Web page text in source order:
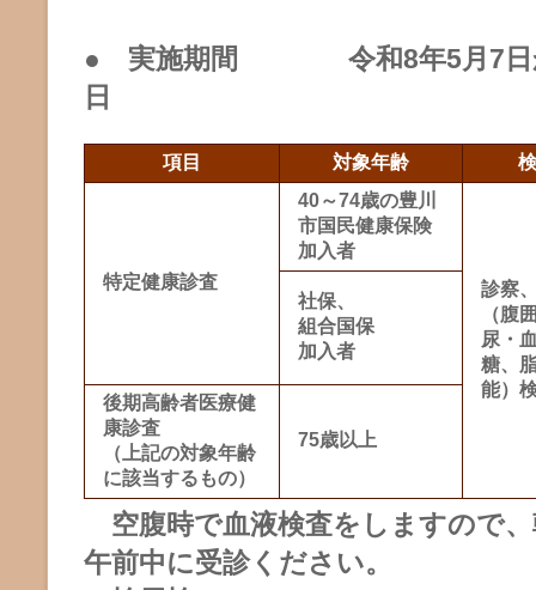
● 実施期間 令和8年5月7日か
日
項目 対象年齢
特定健康診査
40～74歳の豊川
市国民健康保険
加入者
診察
（腹
尿・
糖、
能）
社保、
組合国保
加入者
後期高齢者医療健
康診査
（上記の対象年齢
に該当するもの）
75歳以上
空腹時で血液検査をしますので
午前中に受診ください。